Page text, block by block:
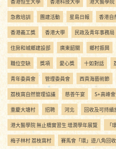
急救培訓 團建活動 星島日報 香港自
香港義工獎 香港大學 民政及青年事務局
住房和城鄉建設部 廣東韶關 鄉村振興
職位空缺 獎項 愛心獎 十如對話
青年委員會 管理委員會 西貢海藝術節
荔枝窩自然管理協議 慈善午宴 S+高峰
重慶大塘村 招聘 河北 回收及可持續
港大醫學院 無止橋實習生 增潤學年展覽 「
梅子林村 荔枝窩村 賽馬會「環」遊八角回